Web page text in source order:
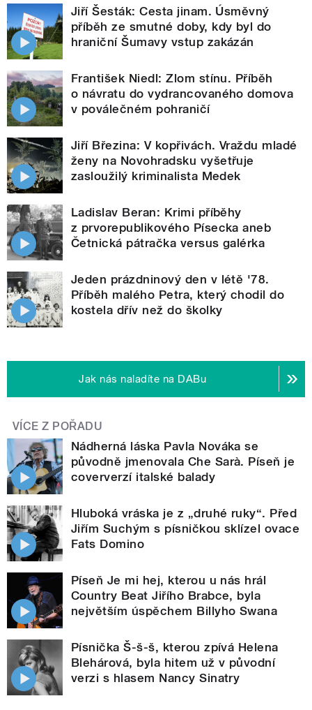
Jiří Šesták: Cesta jinam. Úsměvný
příběh ze smutné doby, kdy byl do
hraniční Šumavy vstup zakázán
František Niedl: Zlom stínu. Příběh
o návratu do vydrancovaného domova
v poválečném pohraničí
Jiří Březina: V kopřivách. Vraždu mladé
ženy na Novohradsku vyšetřuje
zasloužilý kriminalista Medek
Ladislav Beran: Krimi příběhy
z prvorepublikového Písecka aneb
Četnická pátračka versus galérka
Jeden prázdninový den v létě '78.
Příběh malého Petra, který chodil do
kostela dřív než do školky
Jak nás naladíte na DABu
VÍCE Z POŘADU
Nádherná láska Pavla Nováka se
původně jmenovala Che Sarà. Píseň je
coververzí italské balady
Hluboká vráska je z „druhé ruky“. Před
Jiřím Suchým s písničkou sklízel ovace
Fats Domino
Píseň Je mi hej, kterou u nás hrál
Country Beat Jiřího Brabce, byla
největším úspěchem Billyho Swana
Písnička Š-š-š, kterou zpívá Helena
Blehárová, byla hitem už v původní
verzi s hlasem Nancy Sinatry